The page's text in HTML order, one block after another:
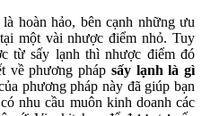
hoàn hảo, bên cạnh những ưu
một vài nhược điểm nhỏ. Tuy
từ sấy lạnh thì nhược điểm đó
về phương pháp sấy lạnh là gì
phương pháp này đã giúp bạn
nhu cầu muôn kinh doanh các